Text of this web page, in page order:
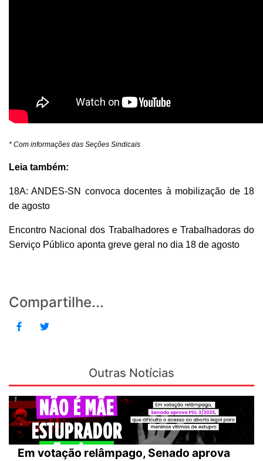
* Com informações das Seções Sindicais
Leia também:
18A: ANDES-SN convoca docentes à mobilização de 18
de agosto
Encontro Nacional dos Trabalhadores e Trabalhadoras do
Serviço Público aponta greve geral no dia 18 de agosto
Compartilhe...
Outras Notícias
Em votação relâmpago, Senado aprova